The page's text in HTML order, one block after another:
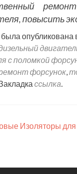
повысить
опубликована
с поломкой
форсунок,
ссылка.
Изоляторы